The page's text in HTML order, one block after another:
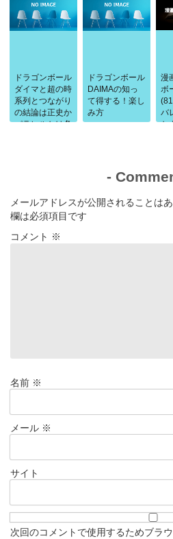
ドラゴンボール
ダイマと超の時
系列とつながり
の結論は正史か
パラレルかは条
ドラゴンボール
DAIMAの知っ
て得する！楽し
み方
漫
ボ
バ
か
-
メールアドレスが公開されることはあ
欄は必須項目です
コメント ※
名前 ※
メール ※
サイト
次回のコメントで使用するためブラ